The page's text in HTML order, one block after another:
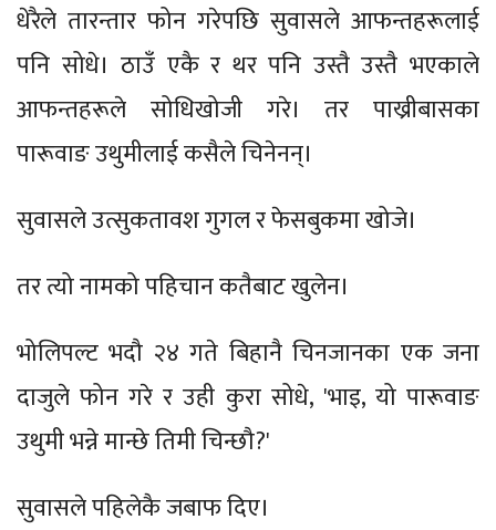
धेरैले तारन्तार फोन गरेपछि सुवासले आफन्तहरूलाई
पनि सोधे। ठाउँ एकै र थर पनि उस्तै उस्तै भएकाले
आफन्तहरूले सोधिखोजी गरे। तर पाख्रीबासका
पारूवाङ उथुमीलाई कसैले चिनेनन्।
सुवासले उत्सुकतावश गुगल र फेसबुकमा खोजे।
तर त्यो नामको पहिचान कतैबाट खुलेन।
भोलिपल्ट भदौ २४ गते बिहानै चिनजानका एक जना
दाजुले फोन गरे र उही कुरा सोधे, 'भाइ, यो पारूवाङ
उथुमी भन्ने मान्छे तिमी चिन्छौ?'
सुवासले पहिलेकै जबाफ दिए।